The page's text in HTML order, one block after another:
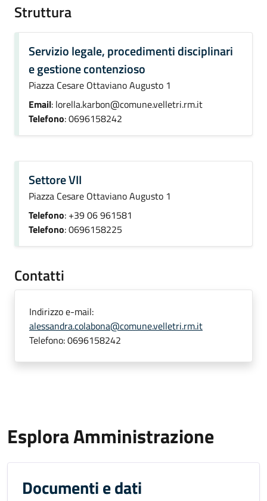
Struttura
Servizio legale, procedimenti disciplinari
e gestione contenzioso
Piazza Cesare Ottaviano Augusto 1
Email: lorella.karbon@comune.velletri.rm.it
Telefono: 0696158242
Settore VII
Piazza Cesare Ottaviano Augusto 1
Telefono: +39 06 961581
Telefono: 0696158225
Contatti
Indirizzo e-mail:
alessandra.colabona@comune.velletri.rm.it
Telefono:0696158242
Esplora Amministrazione
Documenti e dati